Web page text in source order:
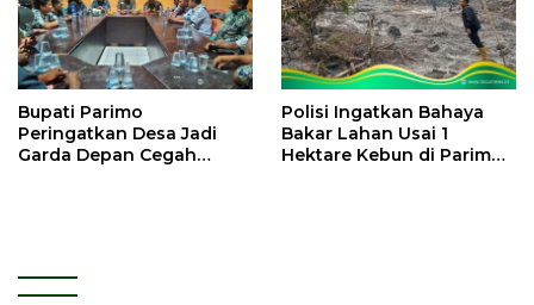
Bupati Parimo
Peringatkan Desa Jadi
Garda Depan Cegah
Polisi Ingatkan Bahaya
Bakar Lahan Usai 1
Hektare Kebun di Parimo